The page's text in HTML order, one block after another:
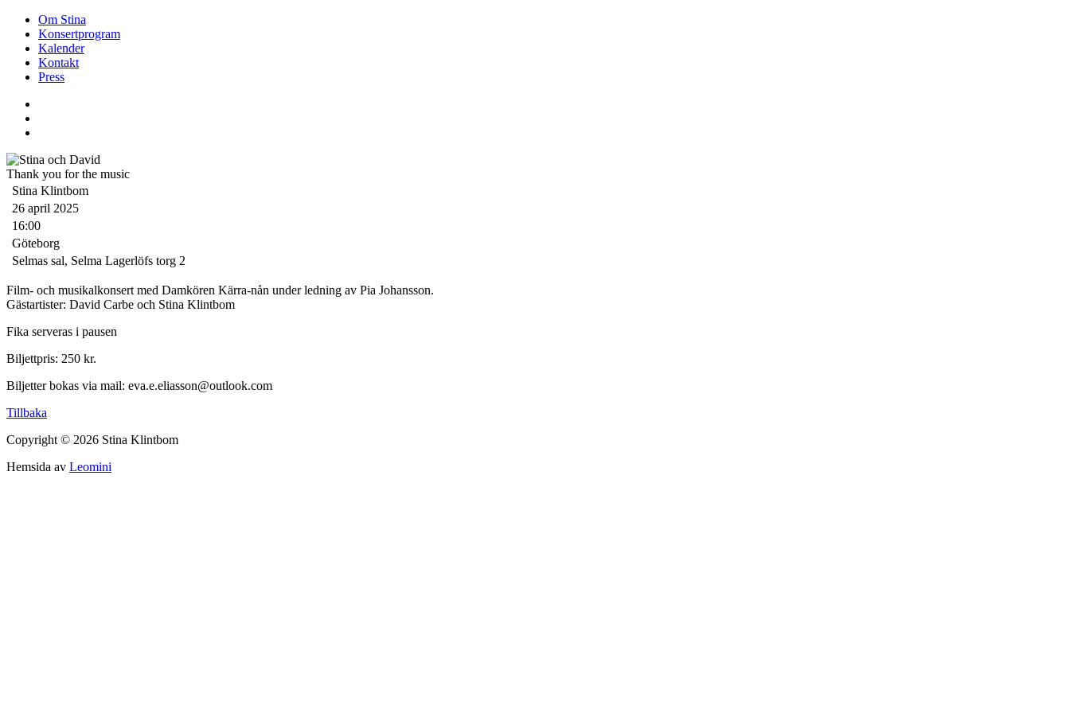
Om Stina
Konsertprogram
Kalender
Kontakt
Press
Thank you for the music
Stina Klintbom
26 april 2025
16:00
Göteborg
Selmas sal, Selma Lagerlöfs torg 2
Film- och musikalkonsert med Damkören Kärra-nån under ledning av Pia Johansson.
Gästartister: David Carbe och Stina Klintbom
Fika serveras i pausen
Biljettpris: 250 kr.
Biljetter bokas via mail: eva.e.eliasson@outlook.com
Tillbaka
Copyright © 2026 Stina Klintbom
Hemsida av Leomini